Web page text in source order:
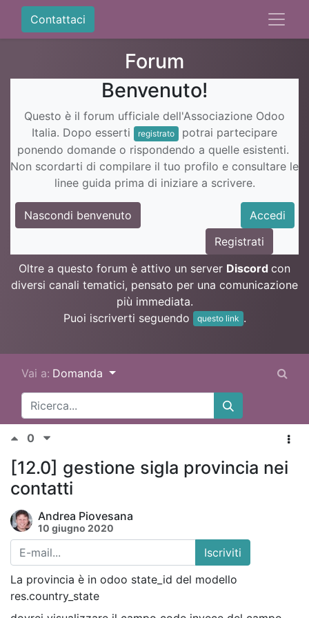
Contattaci
Forum
Benvenuto!
Questo è il forum ufficiale dell'Associazione Odoo
Italia. Dopo esserti
registrato
potrai partecipare
ponendo domande o rispondendo a quelle esistenti.
Non scordarti di compilare il tuo profilo e consultare le
linee guida prima di iniziare a scrivere.
Nascondi benvenuto
Accedi
Registrati
Oltre a questo forum è attivo un server Discord con
diversi canali tematici, pensato per una comunicazione
più immediata.
Puoi iscriverti seguendo
questo link .
Vai a: Domanda
0
[12.0] gestione sigla provincia nei
contatti
Andrea Piovesana
10 giugno 2020
Iscriviti
La provincia è in odoo state_id del modello
res.country_state